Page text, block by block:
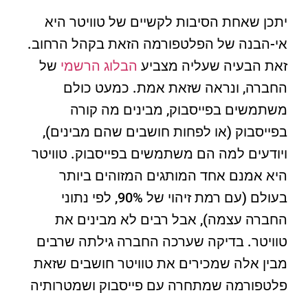
יתכן שאחת הסיבות לקשיים של טוויטר היא
אי-הבנה של הפלטפורמה הזאת בקהל הרחוב.
זאת הבעיה שעליה מצביע הבלוג הרשמי של
החברה, ונראה שזאת אמת. כמעט כולם
משתמשים בפייסבוק, מבינים מה קורה
בפייסבוק (או לפחות חושבים שהם מבינים),
ויודעים למה הם משתמשים בפייסבוק. טוויטר
היא אמנם אחד המותגים המזוהים ביותר
בעולם (עם רמת זיהוי של 90%, לפי נתוני
החברה עצמה), אבל רבים לא מבינים את
טוויטר. בדיקה שערכה החברה גילתה שרבים
מבין אלה שמכירים את טוויטר חושבים שזאת
פלטפורמה שמתחרה עם פייסבוק ושמטרותיה